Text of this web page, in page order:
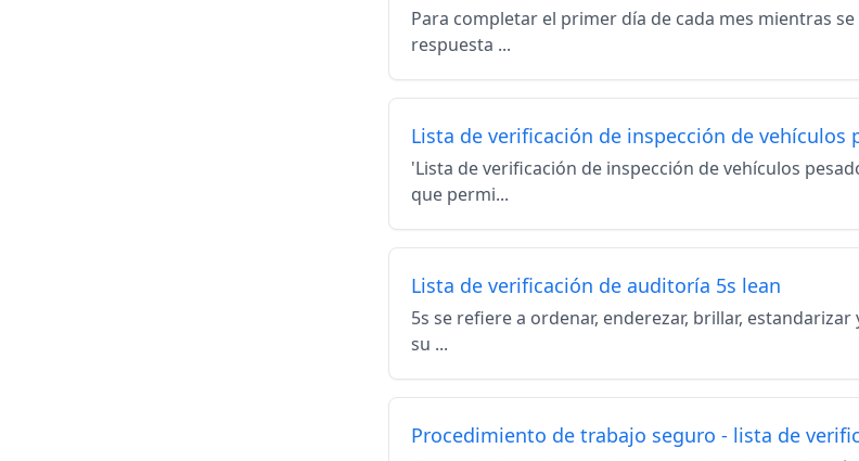
Para completar el primer día de cada mes mientras
respuesta ...
Lista de verificación de inspección de vehículos
'Lista de verificación de inspección de vehículos
que permi...
Lista de verificación de auditoría 5s lean
5s se refiere a ordenar, enderezar, brillar,
su ...
Procedimiento de trabajo seguro - lista de